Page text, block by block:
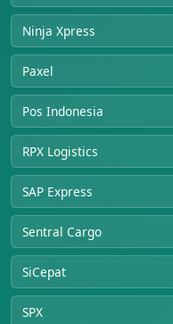
Ninja Xpress
Paxel
Pos Indonesia
RPX Logistics
SAP Express
Sentral Cargo
SiCepat
SPX